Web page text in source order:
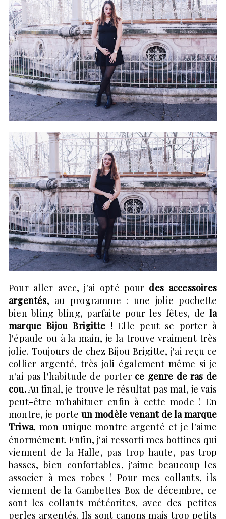
Pour aller avec, j'ai opté pour des accessoires
argentés, au programme : une jolie pochette
bien bling bling, parfaite pour les fêtes, de la
marque Bijou Brigitte! Elle peut se porter à
l'épaule ou à la main, je la trouve vraiment très
jolie. Toujours de chez Bijou Brigitte, j'ai reçu ce
collier argenté, très joli également même si je
n'ai pas l'habitude de porter ce genre de ras de
cou.Au final, je trouve le résultat pas mal, je vais
peut-être m'habituer enfin à cette mode ! En
montre, je porte un modèle venant de la marque
Triwa, mon unique montre argenté et je l'aime
énormément. Enfin, j'ai ressorti mes bottines qui
viennent de la Halle, pas trop haute, pas trop
basses, bien confortables, j'aime beaucoup les
associer à mes robes ! Pour mes collants, ils
viennent de la Gambettes Box de décembre, ce
sont les collants météorites, avec des petites
perles argentés. Ils sont canons mais trop petits